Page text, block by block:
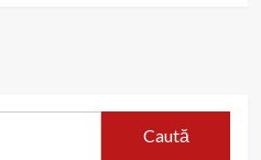
Caută